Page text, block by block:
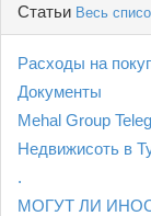
Статьи Весь
Расходы на
Документы
Mehal Group
Недвижисоть в
.
МОГУТ ЛИ